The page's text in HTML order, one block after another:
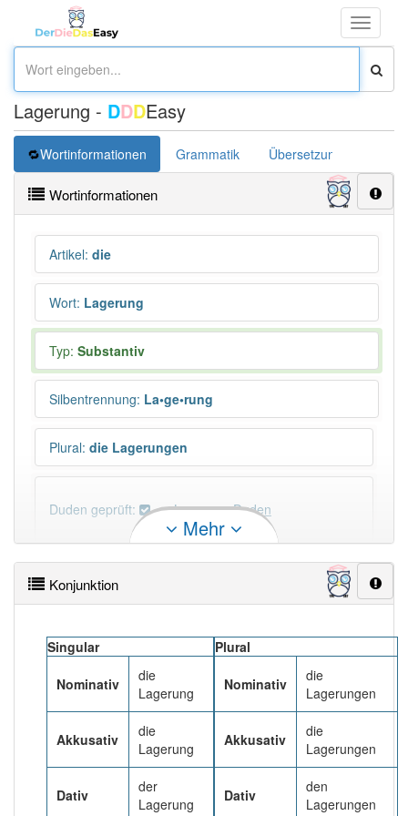
Toggle
Lagerung - DDDEasy
Wortinformationen Grammatik Übersetzung
Wortinformationen
Artikel: die
Wort: Lagerung
Typ: Substantiv
Silbentrennung: La•ge•rung
Plural: die Lagerungen
Duden geprüft: Lagerung Duden
×
Wörter, die mit "-ung" enden, haben fast immer
DER:127Ausnahmen Beispiele
DAS:2Ausnahmen Beispiele
295
Mehr
Konjunktion
Singular
Nominativ
die
Lagerung
Akkusativ
die
Lagerung
Dativ
der
Lagerung
Plural
Nominativ
die
Lagerungen
Akkusativ
die
Lagerungen
Dativ
den
Lagerungen